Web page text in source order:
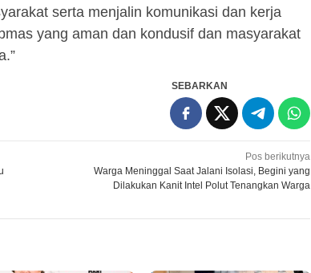
serta menjalin komunikasi dan kerja
yang aman dan kondusif dan masyarakat
SEBARKAN
Pos berikutnya
Warga Meninggal Saat Jalani Isolasi, Begini yang
Dilakukan Kanit Intel Polut Tenangkan Warga